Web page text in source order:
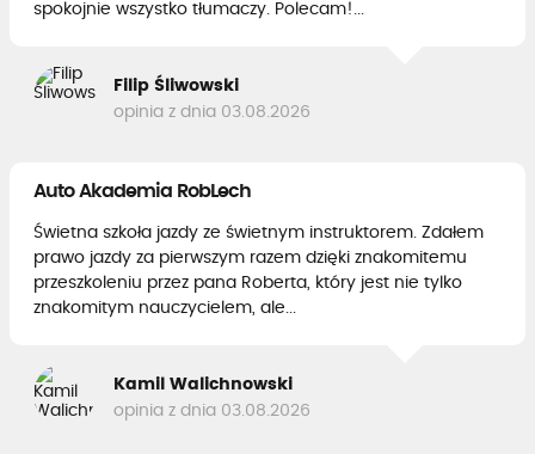
spokojnie wszystko tłumaczy. Polecam!...
Filip Śliwowski
opinia z dnia 03.08.2026
Auto Akademia RobLech
Świetna szkoła jazdy ze świetnym instruktorem. Zdałem
prawo jazdy za pierwszym razem dzięki znakomitemu
przeszkoleniu przez pana Roberta, który jest nie tylko
znakomitym nauczycielem, ale...
Kamil Walichnowski
opinia z dnia 03.08.2026